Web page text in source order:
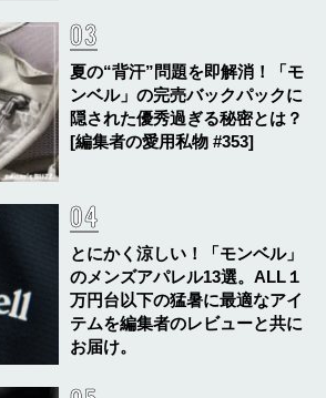
夏の“背汗”問題を即解消！「モ
ンベル」の完売バックパックに
隠された優秀過ぎる秘密とは？
[編集者の愛用私物 #353]
とにかく涼しい！「モンベル」
のメンズアパレル13選。ALL１
万円台以下の猛暑に最適なアイ
テムを編集者のレビューと共に
お届け。